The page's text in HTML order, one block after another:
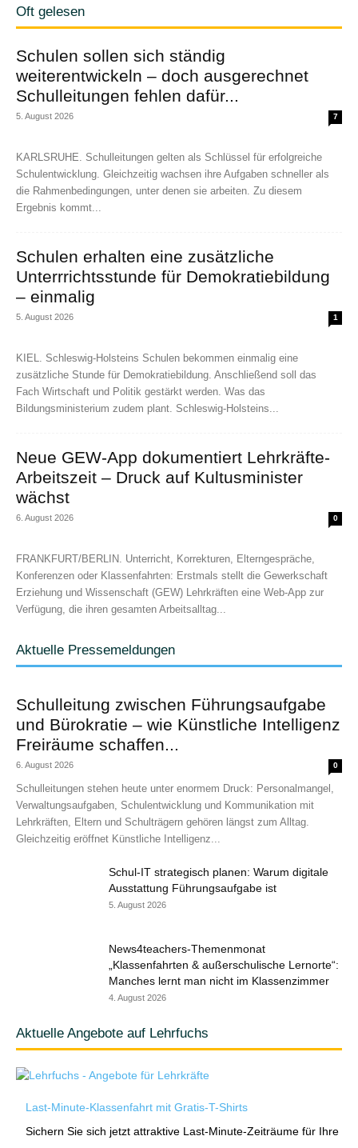
Oft gelesen
Schulen sollen sich ständig
weiterentwickeln – doch ausgerechnet
Schulleitungen fehlen dafür...
5. August 2026 7
KARLSRUHE. Schulleitungen gelten als Schlüssel für erfolgreiche
Schulentwicklung. Gleichzeitig wachsen ihre Aufgaben schneller als
die Rahmenbedingungen, unter denen sie arbeiten. Zu diesem
Ergebnis kommt...
Schulen erhalten eine zusätzliche
Unterrrichtsstunde für Demokratiebildung
– einmalig
5. August 2026 1
KIEL. Schleswig-Holsteins Schulen bekommen einmalig eine
zusätzliche Stunde für Demokratiebildung. Anschließend soll das
Fach Wirtschaft und Politik gestärkt werden. Was das
Bildungsministerium zudem plant. Schleswig-Holsteins...
Neue GEW-App dokumentiert Lehrkräfte-
Arbeitszeit – Druck auf Kultusminister
wächst
6. August 2026 0
FRANKFURT/BERLIN. Unterricht, Korrekturen, Elterngespräche,
Konferenzen oder Klassenfahrten: Erstmals stellt die Gewerkschaft
Erziehung und Wissenschaft (GEW) Lehrkräften eine Web-App zur
Verfügung, die ihren gesamten Arbeitsalltag...
Aktuelle Pressemeldungen
Schulleitung zwischen Führungsaufgabe
und Bürokratie – wie Künstliche Intelligenz
Freiräume schaffen...
6. August 2026 0
Schulleitungen stehen heute unter enormem Druck: Personalmangel,
Verwaltungsaufgaben, Schulentwicklung und Kommunikation mit
Lehrkräften, Eltern und Schulträgern gehören längst zum Alltag.
Gleichzeitig eröffnet Künstliche Intelligenz...
Schul-IT strategisch planen: Warum digitale
Ausstattung Führungsaufgabe ist
5. August 2026
News4teachers-Themenmonat
„Klassenfahrten & außerschulische Lernorte“:
Manches lernt man nicht im Klassenzimmer
4. August 2026
Aktuelle Angebote auf Lehrfuchs
Last-Minute-Klassenfahrt mit Gratis-T-Shirts
Sichern Sie sich jetzt attraktive Last-Minute-Zeiträume für Ihre